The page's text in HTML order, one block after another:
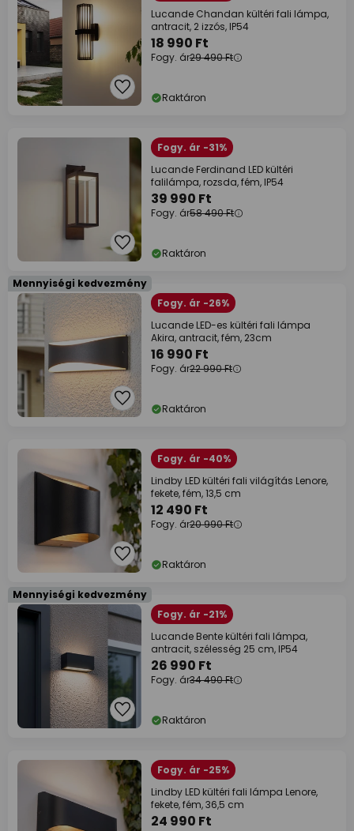
Lucande Chandan kültéri fali lámpa,
antracit, 2 izzós, IP54
18 990 Ft
Fogy. ár29 490 Ft
Raktáron
Fogy. ár -31%
Lucande Ferdinand LED kültéri
falilámpa, rozsda, fém, IP54
39 990 Ft
Fogy. ár58 490 Ft
Raktáron
Mennyiségi kedvezmény
Fogy. ár -26%
Lucande LED-es kültéri fali lámpa
Akira, antracit, fém, 23cm
16 990 Ft
Fogy. ár22 990 Ft
Raktáron
Fogy. ár -40%
Lindby LED kültéri fali világítás Lenore,
fekete, fém, 13,5 cm
12 490 Ft
Fogy. ár20 990 Ft
Raktáron
Mennyiségi kedvezmény
Fogy. ár -21%
Lucande Bente kültéri fali lámpa,
antracit, szélesség 25 cm, IP54
26 990 Ft
Fogy. ár34 490 Ft
Raktáron
Fogy. ár -25%
Lindby LED kültéri fali lámpa Lenore,
fekete, fém, 36,5 cm
24 990 Ft